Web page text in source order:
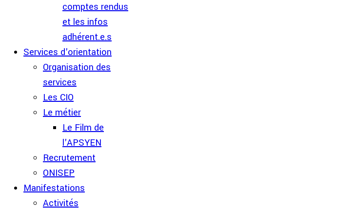
comptes rendus
et les infos
adhérent.e.s
Services d'orientation
Organisation des
services
Les CIO
Le métier
Le Film de
l'APSYEN
Recrutement
ONISEP
Manifestations
Activités